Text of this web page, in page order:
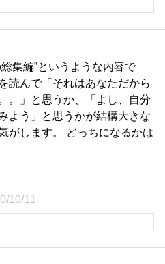
集編”というような内容で
読んで「それはあなただから
。」と思うか、「よし、自分
よう」と思うかが結構大きな
がします。 どっちになるかは
10/11